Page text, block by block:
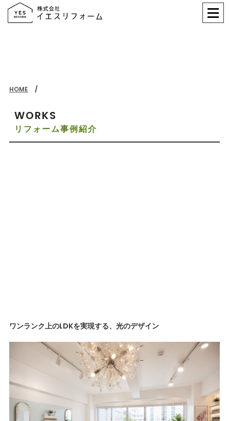
HOME
WORKS
リフォーム事例紹介
ワンランク上のLDKを実現する、光のデザイン